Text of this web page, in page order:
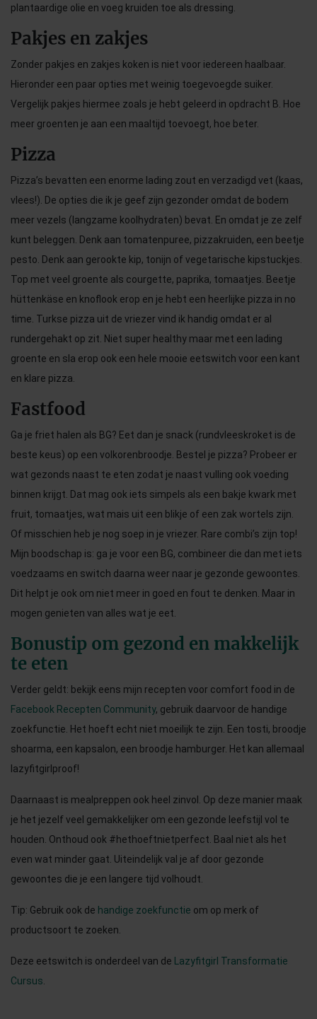
plantaardige olie en voeg kruiden toe als dressing.
Pakjes en zakjes
Zonder pakjes en zakjes koken is niet voor iedereen haalbaar.
Hieronder een paar opties met weinig toegevoegde suiker.
Vergelijk pakjes hiermee zoals je hebt geleerd in opdracht B. Hoe
meer groenten je aan een maaltijd toevoegt, hoe beter.
Pizza
Pizza’s bevatten een enorme lading zout en verzadigd vet (kaas,
vlees!). De opties die ik je geef zijn gezonder omdat de bodem
meer vezels (langzame koolhydraten) bevat. En omdat je ze zelf
kunt beleggen. Denk aan tomatenpuree, pizzakruiden, een beetje
pesto. Denk aan gerookte kip, tonijn of vegetarische kipstuckjes.
Top met veel groente als courgette, paprika, tomaatjes. Beetje
hüttenkäse en knoflook erop en je hebt een heerlijke pizza in no
time. Turkse pizza uit de vriezer vind ik handig omdat er al
rundergehakt op zit. Niet super healthy maar met een lading
groente en sla erop ook een hele mooie eetswitch voor een kant
en klare pizza.
Fastfood
Ga je friet halen als BG? Eet dan je snack (rundvleeskroket is de
beste keus) op een volkorenbroodje. Bestel je pizza? Probeer er
wat gezonds naast te eten zodat je naast vulling ook voeding
binnen krijgt. Dat mag ook iets simpels als een bakje kwark met
fruit, tomaatjes, wat mais uit een blikje of een zak wortels zijn.
Of misschien heb je nog soep in je vriezer. Rare combi’s zijn top!
Mijn boodschap is: ga je voor een BG, combineer die dan met iets
voedzaams en switch daarna weer naar je gezonde gewoontes.
Dit helpt je ook om niet meer in goed en fout te denken. Maar in
mogen genieten van alles wat je eet.
Bonustip om gezond en makkelijk
te eten
Verder geldt: bekijk eens mijn recepten voor comfort food in de
Facebook Recepten Community, gebruik daarvoor de handige
zoekfunctie. Het hoeft echt niet moeilijk te zijn. Een tosti, broodje
shoarma, een kapsalon, een broodje hamburger. Het kan allemaal
lazyfitgirlproof!
Daarnaast is mealpreppen ook heel zinvol. Op deze manier maak
je het jezelf veel gemakkelijker om een gezonde leefstijl vol te
houden. Onthoud ook #hethoeftnietperfect. Baal niet als het
even wat minder gaat. Uiteindelijk val je af door gezonde
gewoontes die je een langere tijd volhoudt.
Tip: Gebruik ook de handige zoekfunctie om op merk of
productsoort te zoeken.
Deze eetswitch is onderdeel van de
Lazyfitgirl Transformatie
Cursus